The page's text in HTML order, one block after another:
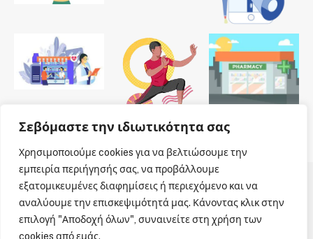
Σεβόμαστε την ιδιωτικότητα σας
Χρησιμοποιούμε cookies για να βελτιώσουμε την
εμπειρία περιήγησής σας, να προβάλλουμε
εξατομικευμένες διαφημίσεις ή περιεχόμενο και να
αναλύουμε την επισκεψιμότητά μας. Κάνοντας κλικ στην
επιλογή "Αποδοχή όλων", συναινείτε στη χρήση των
cookies από εμάς.
© 2026 Dailypharmanews. Designed byDailypharmanews
Αρχική Όροι χρήσης
Πολιτική cookies